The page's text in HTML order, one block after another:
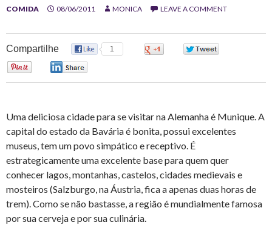
COMIDA 08/06/2011 MONICA LEAVE A COMMENT
Compartilhe 1
Uma deliciosa cidade para se visitar na Alemanha é Munique. A
capital do estado da Bavária é bonita, possui excelentes
museus, tem um povo simpático e receptivo. É
estrategicamente uma excelente base para quem quer
conhecer lagos, montanhas, castelos, cidades medievais e
mosteiros (Salzburgo, na Áustria, fica a apenas duas horas de
trem). Como se não bastasse, a região é mundialmente famosa
por sua cerveja e por sua culinária.